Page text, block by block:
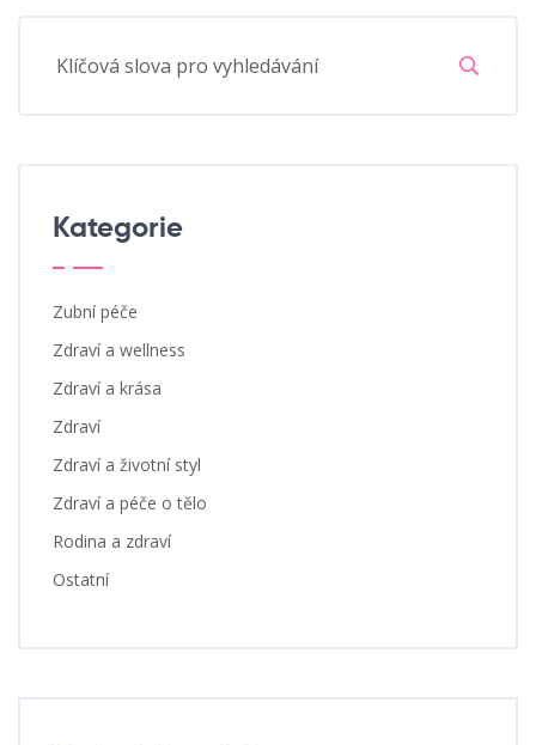
Kategorie
Zubní péče
Zdraví a wellness
Zdraví a krása
Zdraví
Zdraví a životní styl
Zdraví a péče o tělo
Rodina a zdraví
Ostatní